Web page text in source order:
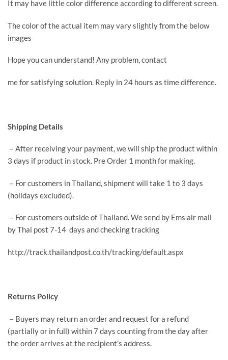
It may have little color difference according to different screen.
The color of the actual item may vary slightly from the below
images
Hope you can understand! Any problem, contact
me for satisfying solution. Reply in 24 hours as time difference.
Shipping Details
－After receiving your payment, we will ship the product within
3 days if product in stock. Pre Order 1 month for making.
－For customers in Thailand, shipment will take 1 to 3 days
(holidays excluded).
－For customers outside of Thailand. We send by Ems air mail
by Thai post 7-14 days and checking tracking
http://track.thailandpost.co.th/tracking/default.aspx
Returns Policy
－Buyers may return an order and request for a refund
(partially or in full) within 7 days counting from the day after
the order arrives at the recipient’s address.